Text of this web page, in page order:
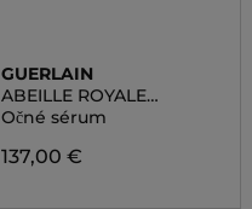
GUERLAIN
ABEILLE ROYALE
DOUBLE R RENEW &
REPAIR EYE SERUM
Očné sérum
137,00 €